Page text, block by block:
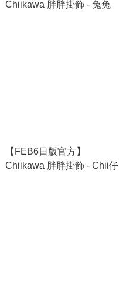
Chiikawa 胖胖掛飾 - 兔兔
【FEB6日版官方】
Chiikawa 胖胖掛飾 - Chii仔